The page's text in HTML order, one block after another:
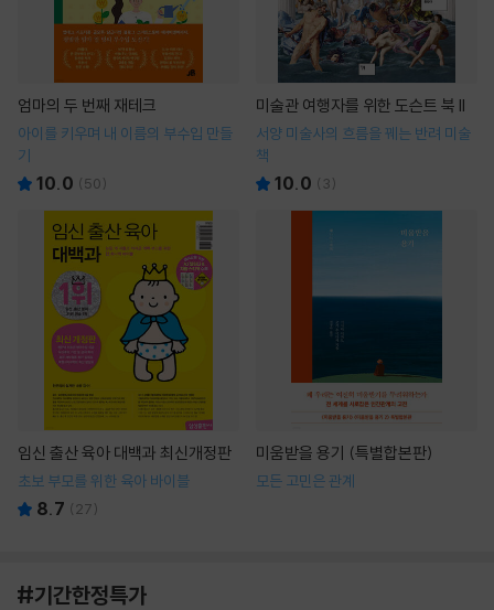
엄마의 두 번째 재테크
아이를 키우며 내 이름의 부수입 만들
기
10.0 (50)
미술관 여행자를 위한 도슨트 북 II
서양 미술사의 흐름을 꿰는 반려 미술
책
10.0 ( 3)
임신 출산 육아 대백과 최신개정판
초보 부모를 위한 육아 바이블
8.7 ( 27)
미움받을 용기 (특별합본판)
모든 고민은 관계
#기간한정특가